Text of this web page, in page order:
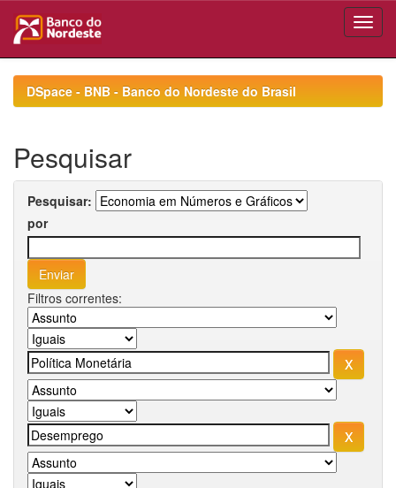
navigationDSpace - BNB - Banco do Nordeste do Brasil
Pesquisar
Pesquisar:
por
Filtros correntes: